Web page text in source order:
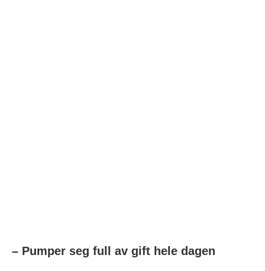
– Pumper seg full av gift hele dagen